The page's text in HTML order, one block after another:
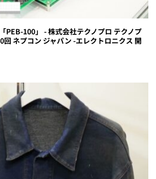
PEB-100」 - 株式会社テクノプロ テクノプ
回 ネプコン ジャパン -エレクトロニクス 開